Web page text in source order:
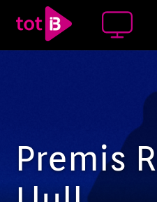
Premis
Episodi: PRLL-26